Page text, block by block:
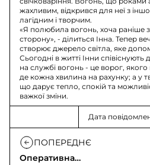
жахливим, відкрився для неї з
лагідним і творчим.
«Я полюбила вогонь, хоча раніше
сторону», - ділиться Інна. Тепер
створює джерело світла, яке
Сьогодні в житті Інни співіснують
на службі вогонь - це ворог,
де кожна хвилина на рахунку; а у
що дарує тепло, спокій та
важкої зміни.
Дата
ПОПЕРЕДНЄ
Оперативна